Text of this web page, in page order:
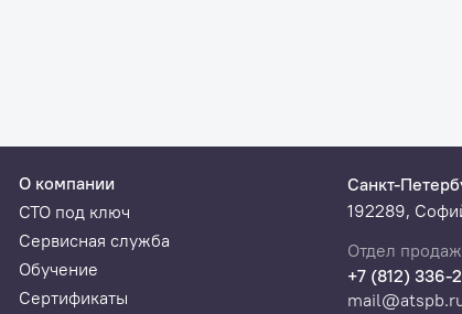
О компании
СТО под ключ
Сервисная служба
Обучение
Сертификаты
Санкт-
192289,
Отдел продаж
+7 (812) 336-